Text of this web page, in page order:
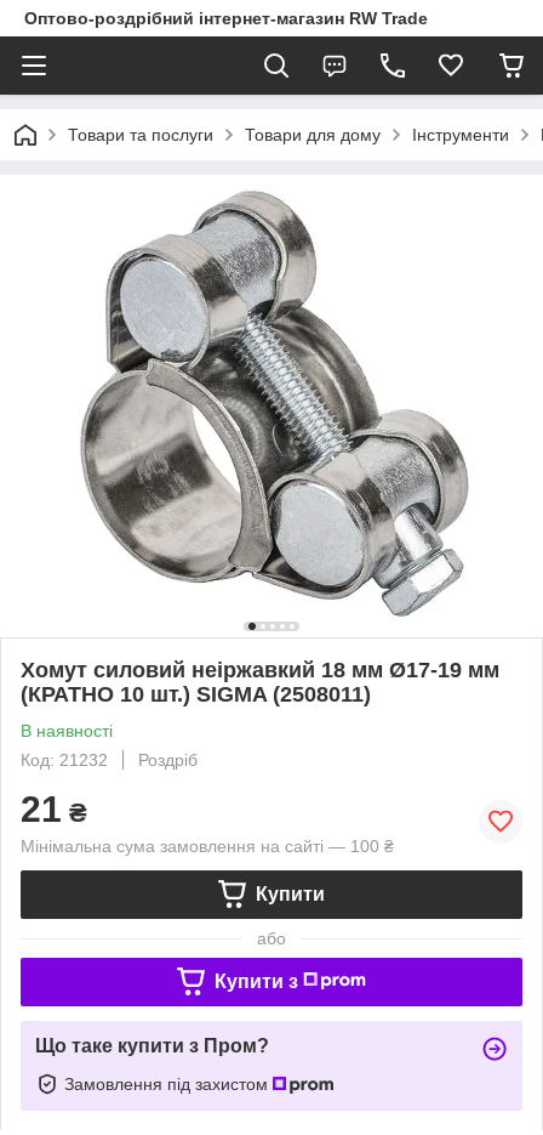
Оптово-роздрібний інтернет-магазин RW Trade
Товари та послуги Товари для дому Інструменти
Хомут силовий неіржавкий 18 мм Ø17-19 мм
(КРАТНО 10 шт.) SIGMA (2508011)
В наявності
Код: 21232
Роздріб
21 ₴
Мінімальна сума замовлення на сайті — 100 ₴
Купити
або
Купити з
Що таке купити з Пром?
Замовлення під захистом